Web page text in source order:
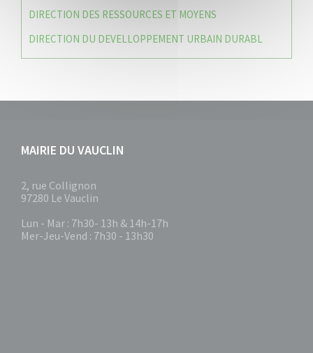
DIRECTION DES RESSOURCES ET MOYENS
DIRECTION DU DEVELLOPPEMENT URBAIN DURABL
MAIRIE DU VAUCLIN
2, rue Collignon
97280 Le Vauclin
Lun - Mar : 7h30- 13h & 14h-17h
Mer-Jeu-Vend : 7h30 - 13h30